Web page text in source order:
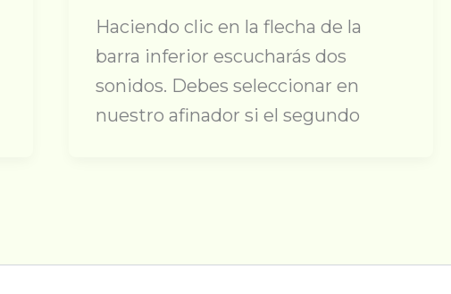
Haciendo clic en la flecha de la
barra inferior escucharás dos
sonidos. Debes seleccionar en
nuestro afinador si el segundo